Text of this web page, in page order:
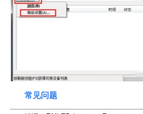
常见问题